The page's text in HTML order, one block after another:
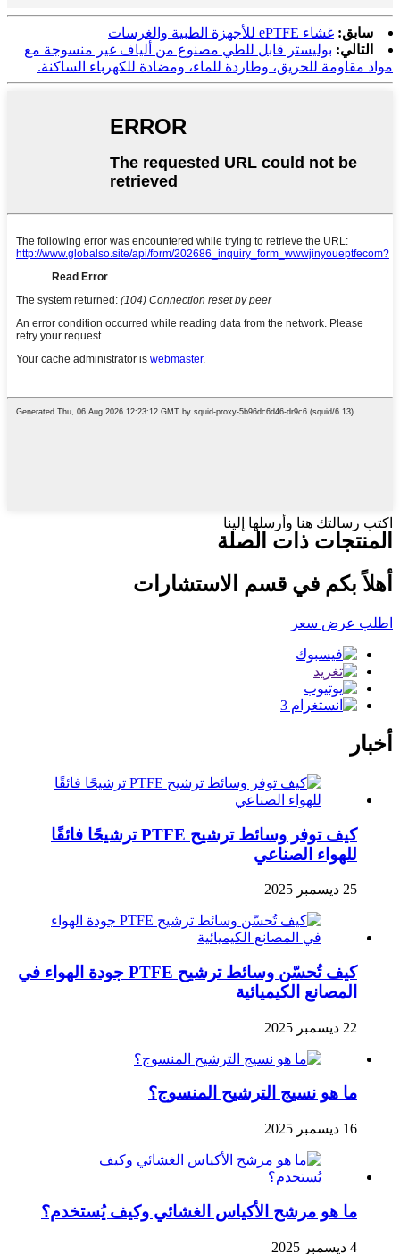
سابق: غشاء ePTFE للأجهزة الطبية والغرسات
التالي: بوليستر قابل للطي مصنوع من ألياف غير منسوجة مع
مواد مقاومة للحريق، وطاردة للماء، ومضادة للكهرباء الساكنة.
اكتب رسالتك هنا وأرسلها إلينا
المنتجات ذات الصلة
أهلاً بكم في قسم الاستشارات
اطلب عرض سعر
أخبار
كيف توفر وسائط ترشيح PTFE ترشيحًا فائقًا
للهواء الصناعي
25 ديسمبر 2025
كيف تُحسّن وسائط ترشيح PTFE جودة الهواء في
المصانع الكيميائية
22 ديسمبر 2025
ما هو نسيج الترشيح المنسوج؟
16 ديسمبر 2025
ما هو مرشح الأكياس الغشائي وكيف يُستخدم؟
4 ديسمبر 2025